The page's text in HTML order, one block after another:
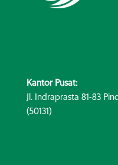
Kantor Pusat:
Jl. Indraprasta 81-83
(50131)